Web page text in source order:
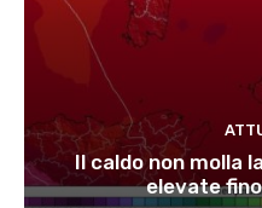
Il caldo non molla
elevate